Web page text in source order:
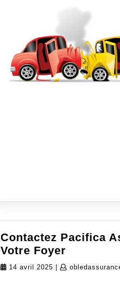
Contactez Pacifica
Votre Foyer
Pacifica
14 avril 2025 14
|